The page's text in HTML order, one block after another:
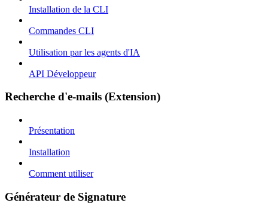
Installation de la CLI
Commandes CLI
Utilisation par les agents d'IA
API Développeur
Recherche d'e-mails (Extension)
Présentation
Installation
Comment utiliser
Générateur de Signature